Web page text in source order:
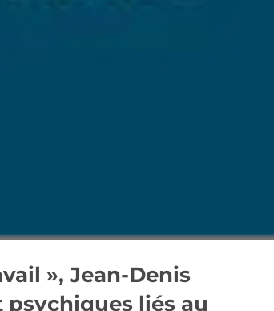
», Jean-Denis
liés au